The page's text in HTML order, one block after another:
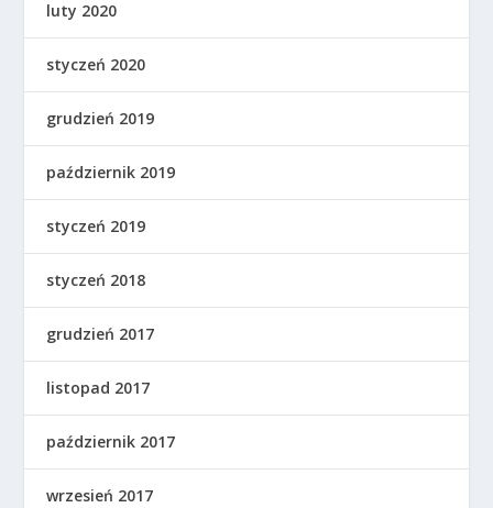
luty 2020
styczeń 2020
grudzień 2019
październik 2019
styczeń 2019
styczeń 2018
grudzień 2017
listopad 2017
październik 2017
wrzesień 2017